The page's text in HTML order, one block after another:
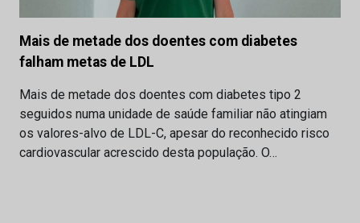
Mais de metade dos doentes com diabetes
falham metas de LDL
Mais de metade dos doentes com diabetes tipo 2
seguidos numa unidade de saúde familiar não atingiam
os valores-alvo de LDL-C, apesar do reconhecido risco
cardiovascular acrescido desta população. O…